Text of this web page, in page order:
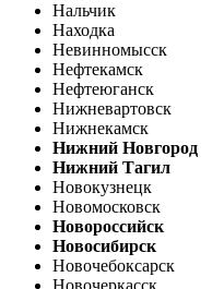
Нальчик
Находка
Невинномысск
Нефтекамск
Нефтеюганск
Нижневартовск
Нижнекамск
Нижний Новгород
Нижний Тагил
Новокузнецк
Новомосковск
Новороссийск
Новосибирск
Новочебоксарск